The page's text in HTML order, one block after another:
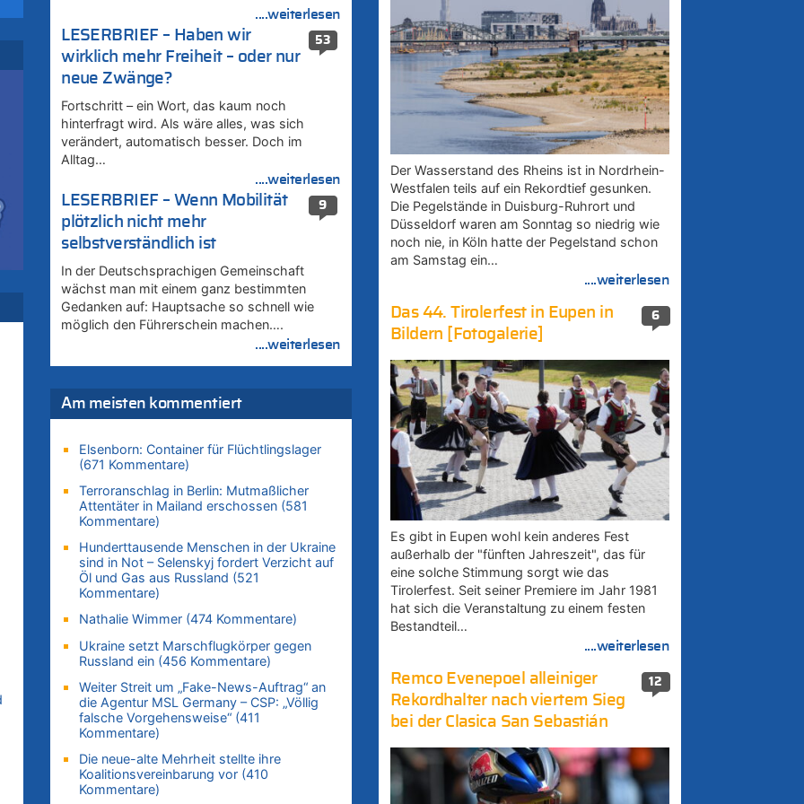
....weiterlesen
53
LESERBRIEF – Haben wir
wirklich mehr Freiheit – oder nur
neue Zwänge?
Fortschritt – ein Wort, das kaum noch
hinterfragt wird. Als wäre alles, was sich
verändert, automatisch besser. Doch im
Alltag…
....weiterlesen
9
LESERBRIEF – Wenn Mobilität
plötzlich nicht mehr
selbstverständlich ist
In der Deutschsprachigen Gemeinschaft
wächst man mit einem ganz bestimmten
Gedanken auf: Hauptsache so schnell wie
möglich den Führerschein machen….
....weiterlesen
Am meisten kommentiert
Elsenborn: Container für Flüchtlingslager
(671 Kommentare)
Terroranschlag in Berlin: Mutmaßlicher
Attentäter in Mailand erschossen (581
Kommentare)
Hunderttausende Menschen in der Ukraine
sind in Not – Selenskyj fordert Verzicht auf
Öl und Gas aus Russland (521
Kommentare)
Nathalie Wimmer (474 Kommentare)
Ukraine setzt Marschflugkörper gegen
Russland ein (456 Kommentare)
Weiter Streit um „Fake-News-Auftrag“ an
die Agentur MSL Germany – CSP: „Völlig
falsche Vorgehensweise“ (411
Kommentare)
Die neue-alte Mehrheit stellte ihre
Koalitionsvereinbarung vor (410
Kommentare)
Der Wasserstand des Rheins ist in Nordrhein-
Westfalen teils auf ein Rekordtief gesunken.
Die Pegelstände in Duisburg-Ruhrort und
Düsseldorf waren am Sonntag so niedrig wie
noch nie, in Köln hatte der Pegelstand schon
am Samstag ein…
....weiterlesen
6
Das 44. Tirolerfest in Eupen in
Bildern [Fotogalerie]
Es gibt in Eupen wohl kein anderes Fest
außerhalb der "fünften Jahreszeit", das für
eine solche Stimmung sorgt wie das
Tirolerfest. Seit seiner Premiere im Jahr 1981
hat sich die Veranstaltung zu einem festen
Bestandteil…
....weiterlesen
12
Remco Evenepoel alleiniger
Rekordhalter nach viertem Sieg
bei der Clasica San Sebastián